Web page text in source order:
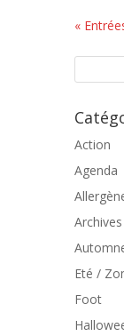
«
Action
Agenda
Archives
Eté /
Foot